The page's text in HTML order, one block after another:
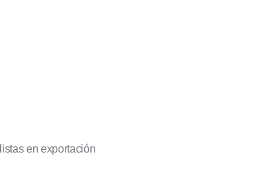
en exportación